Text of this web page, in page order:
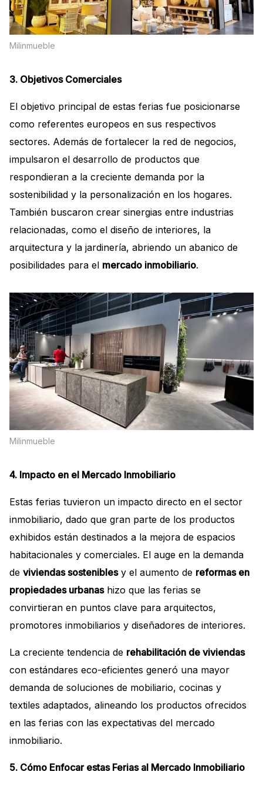
Milinmueble
3. Objetivos Comerciales
El objetivo principal de estas ferias fue posicionarse
como referentes europeos en sus respectivos
sectores. Además de fortalecer la red de negocios,
impulsaron el desarrollo de productos que
respondieran a la creciente demanda por la
sostenibilidad y la personalización en los hogares.
También buscaron crear sinergias entre industrias
relacionadas, como el diseño de interiores, la
arquitectura y la jardinería, abriendo un abanico de
posibilidades para el mercado inmobiliario.
Milinmueble
4. Impacto en el Mercado Inmobiliario
Estas ferias tuvieron un impacto directo en el sector
inmobiliario, dado que gran parte de los productos
exhibidos están destinados a la mejora de espacios
habitacionales y comerciales. El auge en la demanda
de viviendas sosteniblesy el aumento de reformas en
propiedades urbanashizo que las ferias se
convirtieran en puntos clave para arquitectos,
promotores inmobiliarios y diseñadores de interiores.
La creciente tendencia de rehabilitación de viviendas
con estándares eco-eficientes generó una mayor
demanda de soluciones de mobiliario, cocinas y
textiles adaptados, alineando los productos ofrecidos
en las ferias con las expectativas del mercado
inmobiliario.
5. Cómo Enfocar estas Ferias al Mercado Inmobiliario